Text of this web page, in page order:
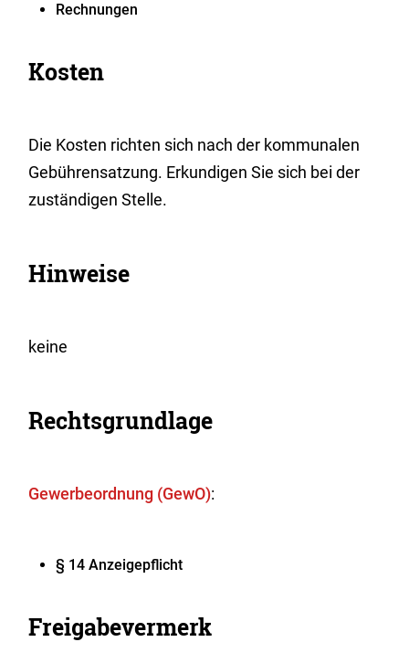
Rechnungen
Kosten
Die Kosten richten sich nach der kommunalen
Gebührensatzung. Erkundigen Sie sich bei der
zuständigen Stelle.
Hinweise
keine
Rechtsgrundlage
Gewerbeordnung (GewO):
§ 14 Anzeigepflicht
Freigabevermerk